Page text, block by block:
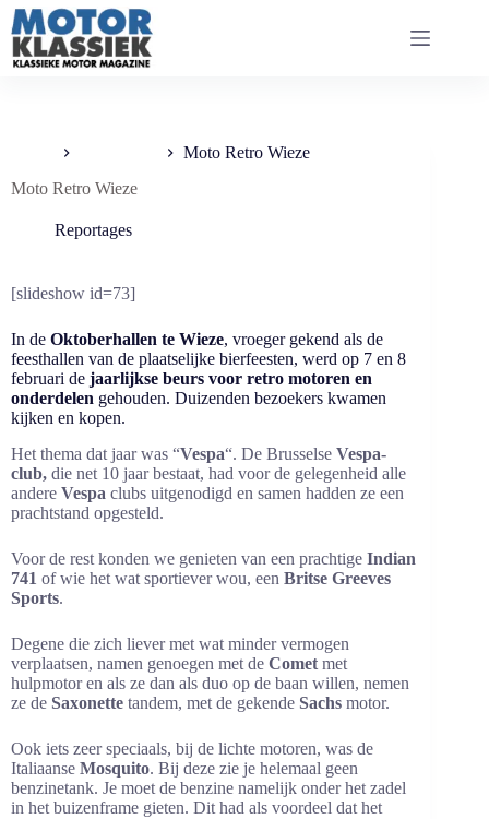
Ga
naar
inhoud
Moto Retro Wieze
Moto Retro Wieze
Reportages
[slideshow id=73]
In de Oktoberhallen te Wieze, vroeger gekend als de
feesthallen van de plaatselijke bierfeesten, werd op 7 en 8
februari de jaarlijkse beurs voor retro motoren en
onderdelen gehouden. Duizenden bezoekers kwamen
kijken en kopen.
Het thema dat jaar was “Vespa“. De Brusselse Vespa-
club, die net 10 jaar bestaat, had voor de gelegenheid alle
andere Vespa clubs uitgenodigd en samen hadden ze een
prachtstand opgesteld.
Voor de rest konden we genieten van een prachtige Indian
741 of wie het wat sportiever wou, een Britse Greeves
Sports.
Degene die zich liever met wat minder vermogen
verplaatsen, namen genoegen met de Comet met
hulpmotor en als ze dan als duo op de baan willen, nemen
ze de Saxonette tandem, met de gekende Sachs motor.
Ook iets zeer speciaals, bij de lichte motoren, was de
Italiaanse Mosquito. Bij deze zie je helemaal geen
benzinetank. Je moet de benzine namelijk onder het zadel
in het buizenframe gieten. Dit had als voordeel dat het